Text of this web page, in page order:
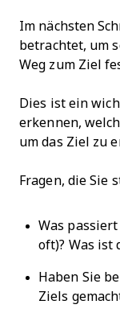
Im nächsten
betrachtet, um
Weg zum Ziel
Dies ist ein
erkennen,
um das Ziel zu
Fragen, die Sie
Was
oft)? Was ist
Haben Sie
Ziels